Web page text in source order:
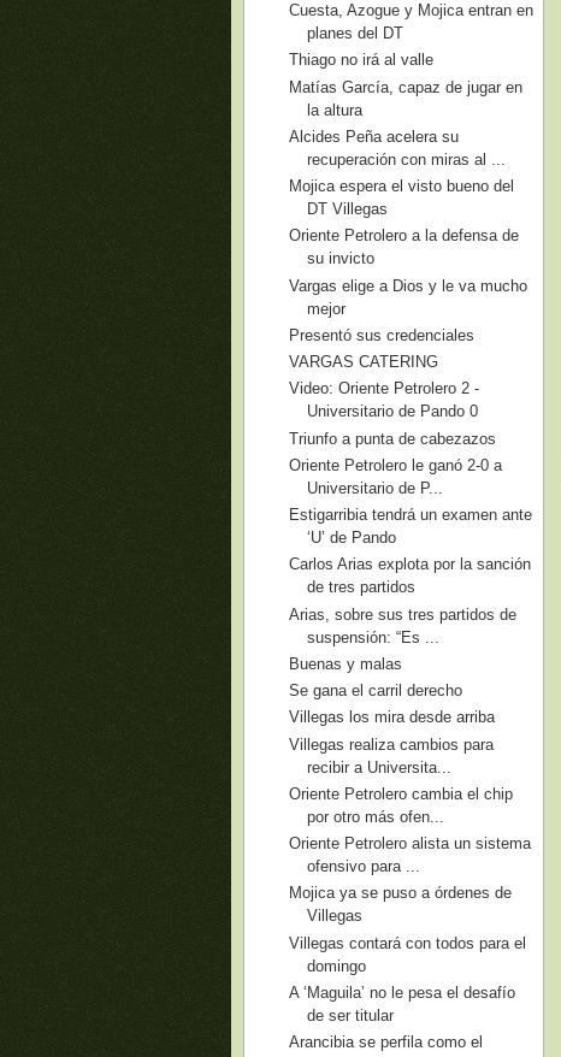
Cuesta, Azogue y Mojica entran en
planes del DT
Thiago no irá al valle
Matías García, capaz de jugar en
la altura
Alcides Peña acelera su
recuperación con miras al ...
Mojica espera el visto bueno del
DT Villegas
Oriente Petrolero a la defensa de
su invicto
Vargas elige a Dios y le va mucho
mejor
Presentó sus credenciales
VARGAS CATERING
Video: Oriente Petrolero 2 -
Universitario de Pando 0
Triunfo a punta de cabezazos
Oriente Petrolero le ganó 2-0 a
Universitario de P...
Estigarribia tendrá un examen ante
‘U’ de Pando
Carlos Arias explota por la sanción
de tres partidos
Arias, sobre sus tres partidos de
suspensión: “Es ...
Buenas y malas
Se gana el carril derecho
Villegas los mira desde arriba
Villegas realiza cambios para
recibir a Universita...
Oriente Petrolero cambia el chip
por otro más ofen...
Oriente Petrolero alista un sistema
ofensivo para ...
Mojica ya se puso a órdenes de
Villegas
Villegas contará con todos para el
domingo
A ‘Maguila’ no le pesa el desafío
de ser titular
Arancibia se perfila como el